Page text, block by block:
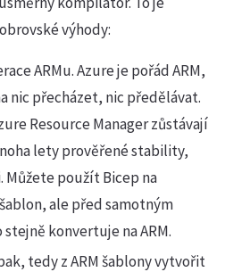
výhody:
ARMu. Azure je pořád ARM,
nic přecházet, nic předělávat.
Resource Manager zůstávají
lety prověřené stability,
použít Bicep na
ale před samotným
konvertuje na ARM.
tedy z ARM šablony vytvořit